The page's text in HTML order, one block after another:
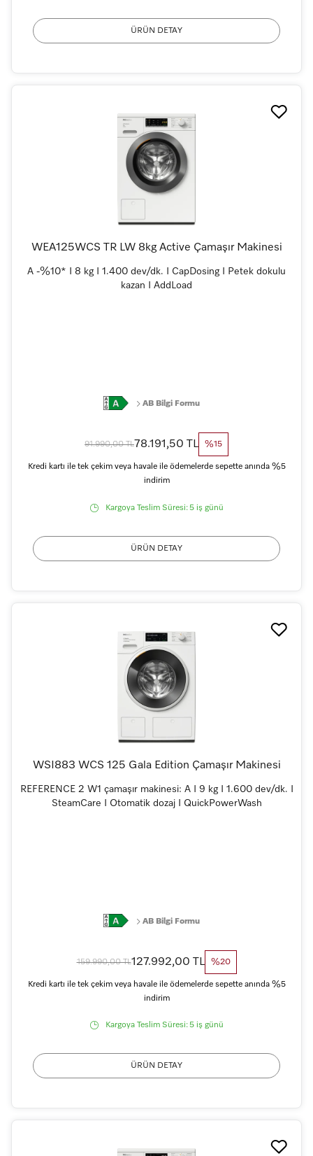
ÜRÜN DETAY
WEA125WCS TR LW 8kg Active Çamaşır Makinesi
A -%10* I 8 kg I 1.400 dev/dk. I CapDosing I Petek dokulu
kazan I AddLoad
AB Bilgi Formu
91.990,00 TL78.191,50 TL %15
Kredi kartı ile tek çekim veya havale ile ödemelerde sepette anında %5
indirim
Kargoya Teslim Süresi: 5 iş günü
ÜRÜN DETAY
WSI883 WCS 125 Gala Edition Çamaşır Makinesi
REFERENCE 2 W1 çamaşır makinesi: A I 9 kg I 1.600 dev/dk. I
SteamCare I Otomatik dozaj I QuickPowerWash
AB Bilgi Formu
159.990,00 TL127.992,00 TL %20
Kredi kartı ile tek çekim veya havale ile ödemelerde sepette anında %5
indirim
Kargoya Teslim Süresi: 5 iş günü
ÜRÜN DETAY